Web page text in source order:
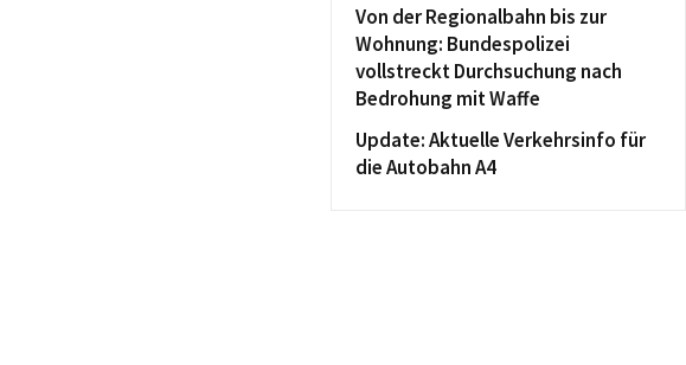
Von der Regionalbahn bis zur
Wohnung: Bundespolizei
vollstreckt Durchsuchung nach
Bedrohung mit Waffe
Update: Aktuelle Verkehrsinfo für
die Autobahn A4